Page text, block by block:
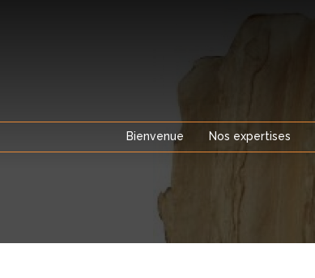
Bienvenue Nos expertises